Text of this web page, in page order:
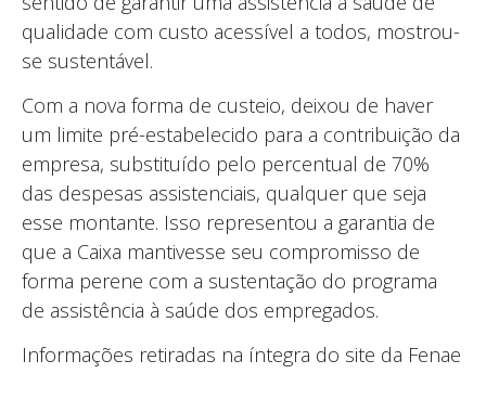
qualidade com custo acessível a todos, mostrou-
se sustentável.
Com a nova forma de custeio, deixou de haver
um limite pré-estabelecido para a contribuição da
empresa, substituído pelo percentual de 70%
das despesas assistenciais, qualquer que seja
esse montante. Isso representou a garantia de
que a Caixa mantivesse seu compromisso de
forma perene com a sustentação do programa
de assistência à saúde dos empregados.
Informações retiradas na íntegra do site da Fenae